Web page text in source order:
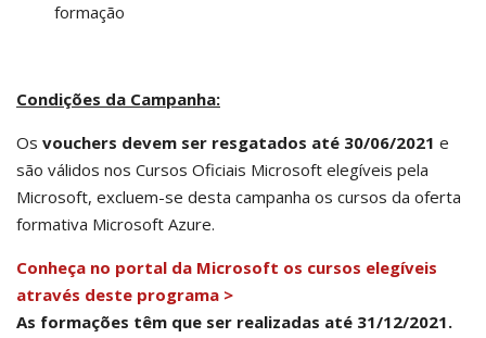
formação
Condições da Campanha:
Os vouchers devem ser resgatados até 30/06/2021 e
são válidos nos Cursos Oficiais Microsoft elegíveis pela
Microsoft, excluem-se desta campanha os cursos da oferta
formativa Microsoft Azure.
Conheça no portal da Microsoft os cursos elegíveis
através deste programa >
As formações têm que ser realizadas até 31/12/2021.